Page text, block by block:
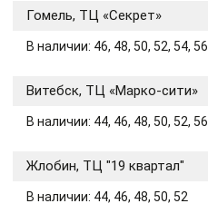
Гомель, ТЦ «Секрет»
В наличии: 46, 48, 50, 52, 54, 56
Витебск, ТЦ «Марко-сити»
В наличии: 44, 46, 48, 50, 52, 56
Жлобин, ТЦ "19 квартал"
В наличии: 44, 46, 48, 50, 52